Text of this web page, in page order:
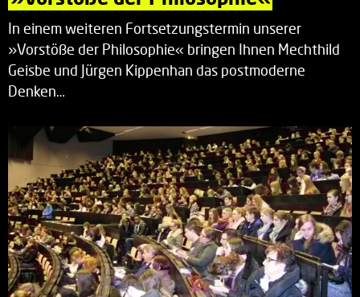
In einem weiteren Fortsetzungstermin unserer
»Vorstöße der Philosophie« bringen Ihnen Mechthild
Geisbe und Jürgen Kippenhan das postmoderne
Denken…